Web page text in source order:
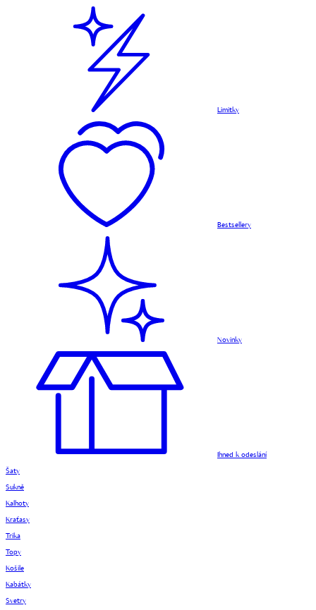
Limitky
Bestsellery
Novinky
Ihned k odeslání
Šaty
Sukně
Kalhoty
Kraťasy
Trika
Topy
Košile
Kabátky
Svetry